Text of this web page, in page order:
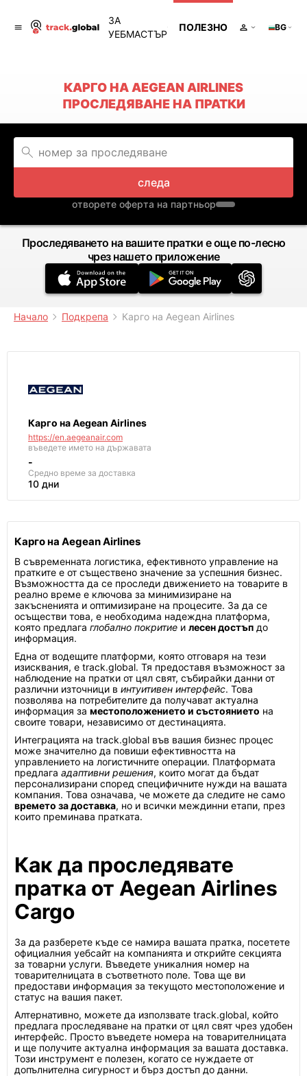
ЗА
УЕБМАСТЪР
ПОЛЕЗНО BG
КАРГО НА AEGEAN AIRLINES
ПРОСЛЕДЯВАНЕ НА ПРАТКИ
следа
отворете оферта на партньор
Проследяването на вашите пратки е още по-лесно
чрез нашето приложение
Начало Подкрепа Карго на Aegean Airlines
Карго на Aegean Airlines
https://en.aegeanair.com
въведете името на държавата
-
Средно време за доставка
10 дни
Карго на Aegean Airlines
В съвременната логистика, ефективното управление на
пратките е от съществено значение за успешния бизнес.
Възможността да се проследи движението на товарите в
реално време е ключова за минимизиране на
закъсненията и оптимизиране на процесите. За да се
осъществи това, е необходима надеждна платформа,
която предлага глобално покритие и лесен достъп до
информация.
Една от водещите платформи, която отговаря на тези
изисквания, е track.global. Тя предоставя възможност за
наблюдение на пратки от цял свят, събирайки данни от
различни източници в интуитивен интерфейс. Това
позволява на потребителите да получават актуална
информация за местоположението и състоянието на
своите товари, независимо от дестинацията.
Интеграцията на track.global във вашия бизнес процес
може значително да повиши ефективността на
управлението на логистичните операции. Платформата
предлага адаптивни решения, които могат да бъдат
персонализирани според специфичните нужди на вашата
компания. Това означава, че можете да следите не само
времето за доставка, но и всички междинни етапи, през
които преминава пратката.
Как да проследявате
пратка от Aegean Airlines
Cargo
За да разберете къде се намира вашата пратка, посетете
официалния уебсайт на компанията и открийте секцията
за товарни услуги. Въведете уникалния номер на
товарителницата в съответното поле. Това ще ви
предостави информация за текущото местоположение и
статус на вашия пакет.
Алтернативно, можете да използвате track.global, който
предлага проследяване на пратки от цял свят чрез удобен
интерфейс. Просто въведете номера на товарителницата
и ще получите актуална информация за вашата доставка.
Този инструмент е полезен, когато се нуждаете от
допълнителна сигурност и бърз достъп до данни.